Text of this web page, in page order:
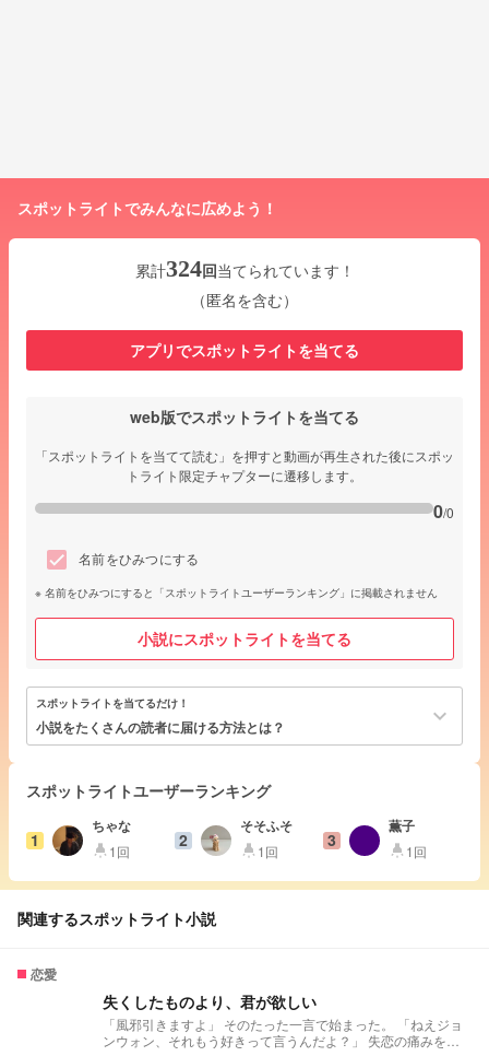
スポットライトでみんなに広めよう！
累計324回当てられています！
（匿名を含む）
アプリでスポットライトを当てる
web版でスポットライトを当てる
「スポットライトを当てて読む」を押すと動画が再生された後にスポッ
トライト限定チャプターに遷移します。
0/0
名前をひみつにする
名前をひみつにすると「スポットライトユーザーランキング」に掲載されません
小説にスポットライトを当てる
スポットライトを当てるだけ！
小説をたくさんの読者に届ける方法とは？ keyboard_arrow_down
スポットライトユーザーランキング
1
ちゃな
highlight 1回 2
そそふそ
highlight 1回 3
薫子
highlight 1回
関連するスポットライト小説
恋愛
失くしたものより、君が欲しい
「風邪引きますよ」 そのたった一言で始まった。 「ねえジョ
ンウォン、それもう好きって言うんだよ？」 失恋の痛みを抱